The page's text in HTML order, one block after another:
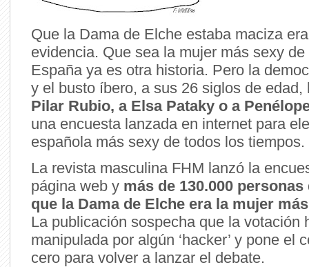
Que la Dama de Elche estaba maciza
evidencia. Que sea la mujer más sexy
España ya es otra historia. Pero la
y el busto íbero, a sus 26 siglos de edad,
Pilar Rubio, a Elsa Pataky o a
una encuesta lanzada en internet para
española más sexy de todos los tiempos.
La revista masculina FHM lanzó la
página web y más de 130.000
que la Dama de Elche era la mujer
La publicación sospecha que la votación
manipulada por algún ‘hacker’ y pone el
cero para volver a lanzar el debate.